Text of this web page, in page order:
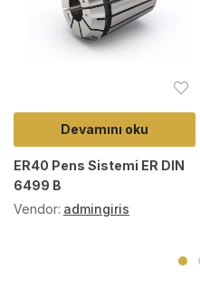
Devamını oku
ER40 Pens Sistemi ER DIN
6499 B
Vendor: admingiris